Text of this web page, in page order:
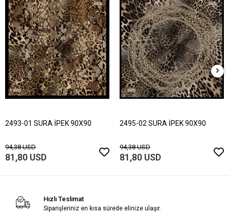
2493-01 SURA İPEK 90X90
94,38 USD
81,80 USD
2495-02 SURA İPEK 90X90
94,38 USD
81,80 USD
Hızlı Teslimat
Siparişleriniz en kısa sürede elinize ulaşır.